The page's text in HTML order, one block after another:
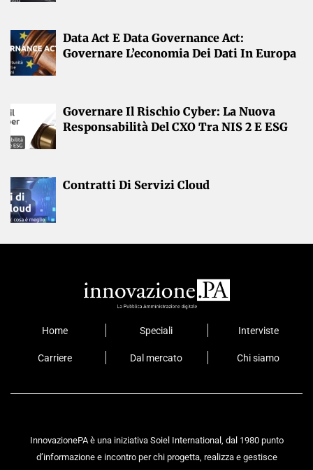
Data Act E Data Governance Act:
Governare L’economia Dei Dati In Europa
Governare Il Rischio Cyber: La Nuova
Responsabilità Del CXO Tra NIS 2 E ESG
Contratti Di Servizi Cloud
Home Speciali Interviste
Carriere Dal mercato Chi siamo
InnovazionePA è una iniziativa Soiel International, dal 1980 punto
d’informazione e incontro per chi progetta, realizza e gestisce